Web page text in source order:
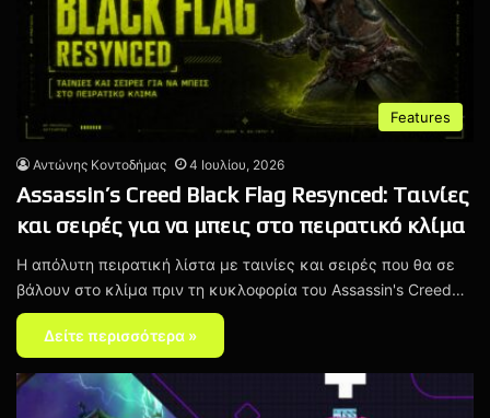
Features
Αντώνης Κοντοδήμας 4 Ιουλίου, 2026
Assassin’s Creed Black Flag Resynced: Tαινίες
και σειρές για να μπεις στο πειρατικό κλίμα
Η απόλυτη πειρατική λίστα με ταινίες και σειρές που θα σε
βάλουν στο κλίμα πριν τη κυκλοφορία του Assassin's Creed…
Δείτε περισσότερα »